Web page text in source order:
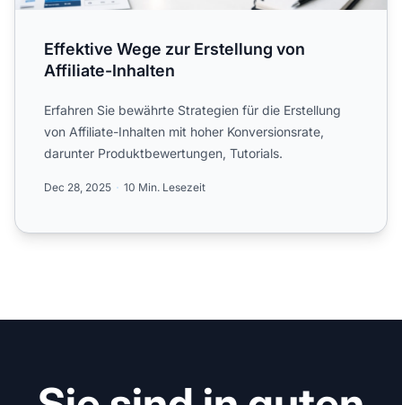
Effektive Wege zur Erstellung von
Affiliate-Inhalten
Erfahren Sie bewährte Strategien für die Erstellung
von Affiliate-Inhalten mit hoher Konversionsrate,
darunter Produktbewertungen, Tutorials.
Dec 28, 2025 10 Min. Lesezeit